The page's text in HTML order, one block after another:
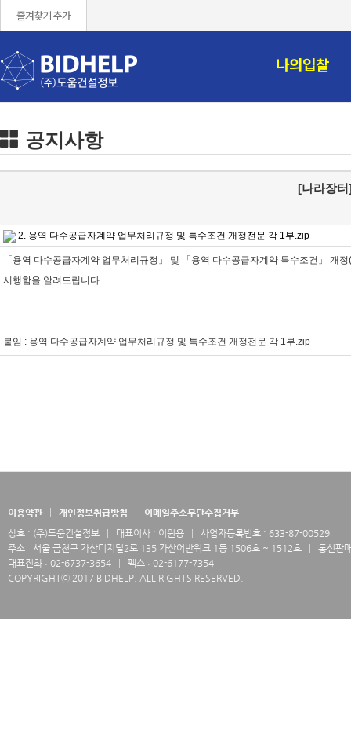
즐겨찾기 추가
나의입찰
공지사항
[나라장터
2. 용역 다수공급자계약 업무처리규정 및 특수조건 개정전문 각 1부.zip
「용역 다수공급자계약 업무처리규정」 및 「용역 다수공급자계약 특수조건」 개
시행함을 알려드립니다.
붙임 : 용역 다수공급자계약 업무처리규정 및 특수조건 개정전문 각 1부.zip
이용약관 개인정보취급방침
이메일주소무단수집거부
상호 : (주)도움건설정보
대표이사 : 이원용
사업자등록번호 : 633-87-00529
주소 : 서울 금천구 가산디지털2로 135 가산어반워크 1동 1506호 ~ 1512호
통신판
대표전화 : 02-6737-3654
팩스 : 02-6177-7354
COPYRIGHTⓒ 2017 BIDHELP. ALL RIGHTS RESERVED.